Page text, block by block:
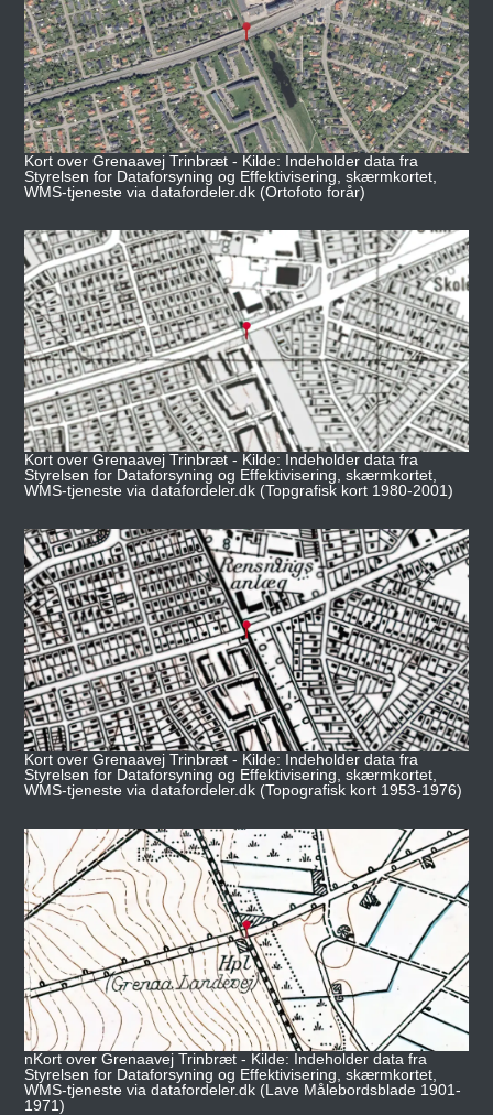
Kort over Grenaavej Trinbræt - Kilde: Indeholder data fra
Styrelsen for Dataforsyning og Effektivisering, skærmkortet,
WMS-tjeneste via datafordeler.dk (Ortofoto forår)
Kort over Grenaavej Trinbræt - Kilde: Indeholder data fra
Styrelsen for Dataforsyning og Effektivisering, skærmkortet,
WMS-tjeneste via datafordeler.dk (Topgrafisk kort 1980-2001)
Kort over Grenaavej Trinbræt - Kilde: Indeholder data fra
Styrelsen for Dataforsyning og Effektivisering, skærmkortet,
WMS-tjeneste via datafordeler.dk (Topografisk kort 1953-1976)
nKort over Grenaavej Trinbræt - Kilde: Indeholder data fra
Styrelsen for Dataforsyning og Effektivisering, skærmkortet,
WMS-tjeneste via datafordeler.dk (Lave Målebordsblade 1901-
1971)